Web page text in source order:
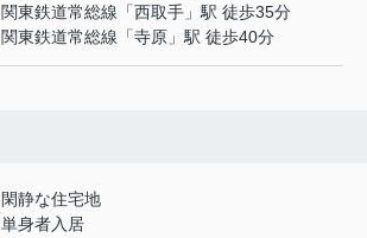
関東鉄道常総線 「西取手 」駅 徒歩35分
関東鉄道常総線 「寺原 」駅 徒歩40分
閑静な住宅地
単身者入居